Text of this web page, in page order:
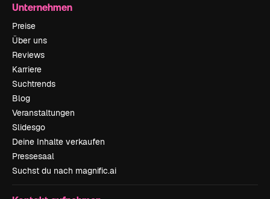
Unternehmen
Preise
Über uns
Reviews
Karriere
Suchtrends
Blog
Veranstaltungen
Slidesgo
Deine Inhalte verkaufen
Pressesaal
Suchst du nach magnific.ai